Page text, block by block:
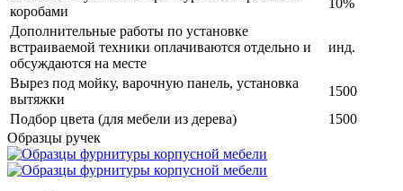
коробами
Дополнительные работы по установке
встраиваемой техники оплачиваются отдельно и
обсуждаются на месте
инд.
Вырез под мойку, варочную панель, установка
вытяжки
1500
Подбор цвета (для мебели из дерева)
1500
Образцы ручек